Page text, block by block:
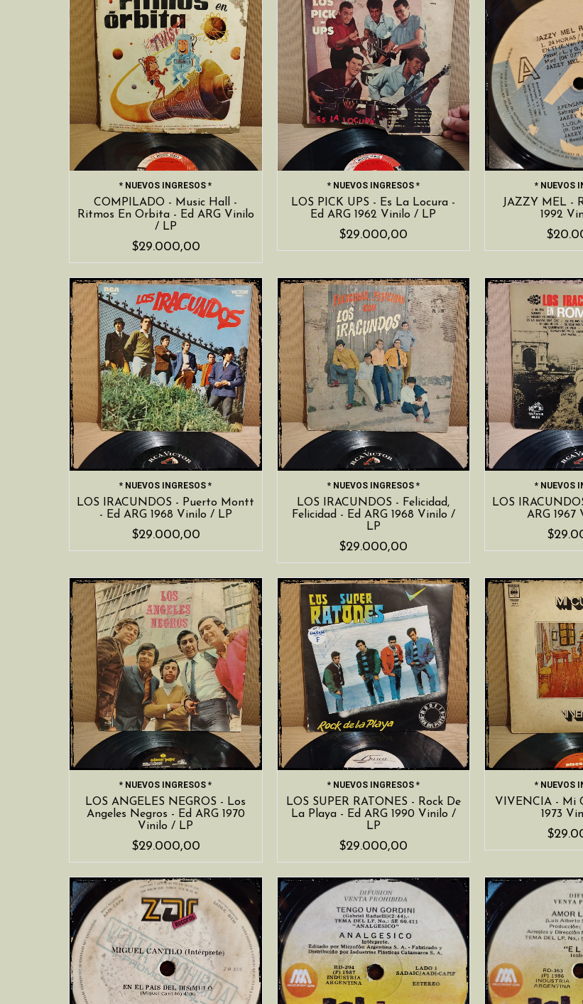
* NUEVOS INGRESOS *
COMPILADO - Music Hall -
Ritmos En Orbita - Ed ARG Vinilo
/ LP
$29.000,00
* NUEVOS INGRESOS *
LOS PICK UPS - Es La Locura -
Ed ARG 1962 Vinilo / LP
$29.000,00
* NUEVOS
JAZZY MEL -
1992
* NUEVOS INGRESOS *
LOS IRACUNDOS - Puerto Montt
- Ed ARG 1968 Vinilo / LP
$29.000,00
* NUEVOS INGRESOS *
LOS IRACUNDOS - Felicidad,
Felicidad - Ed ARG 1968 Vinilo /
LP
$29.000,00
* NUEVOS
LOS
ARG 1967
* NUEVOS INGRESOS *
LOS ANGELES NEGROS - Los
Angeles Negros - Ed ARG 1970
Vinilo / LP
$29.000,00
* NUEVOS INGRESOS *
LOS SUPER RATONES - Rock De
La Playa - Ed ARG 1990 Vinilo /
LP
$29.000,00
* NUEVOS
VIVENCIA - Mi
1973